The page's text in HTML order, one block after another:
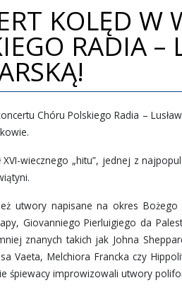
KOLĘD W
RADIA –
Chóru Polskiego Radia –
XVI-wiecznego „hitu”, jednej z
utwory napisane na okres
Giovanniego Pierluigiego da
znanych takich jak Johna
Vaeta, Melchiora Francka czy
śpiewacy improwizowali utwory